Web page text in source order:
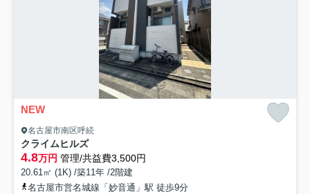
NEW
名古屋市南区呼続
クライムヒルズ
4.8万円 管理/共益費3,500円
20.61㎡ (1K) /築11年 /2階建
名古屋市営名城線「妙音通」駅 徒歩9分